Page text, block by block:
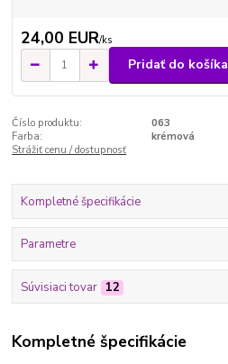
24,00 EUR/ks
Pridať do košíka
Číslo produktu:
063
Farba:
krémová
Strážiť cenu / dostupnosť
Kompletné špecifikácie
Parametre
Súvisiaci tovar 12
Kompletné špecifikácie